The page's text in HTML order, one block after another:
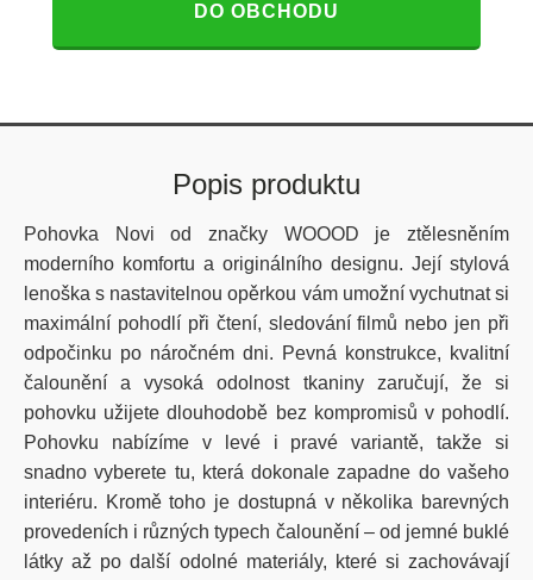
DO OBCHODU
Popis produktu
Pohovka
Novi od značky WOOOD je ztělesněním
moderního komfortu a originálního designu. Její stylová
lenoška s nastavitelnou opěrkou vám umožní vychutnat si
maximální pohodlí při čtení, sledování filmů nebo jen při
odpočinku po náročném dni. Pevná konstrukce, kvalitní
čalounění a vysoká odolnost tkaniny zaručují, že si
pohovku užijete dlouhodobě bez kompromisů v pohodlí.
Pohovku nabízíme v levé i pravé variantě, takže si
snadno vyberete tu, která dokonale zapadne do vašeho
interiéru. Kromě toho je dostupná v několika barevných
provedeních i různých typech čalounění – od jemné buklé
látky až po další odolné materiály, které si zachovávají